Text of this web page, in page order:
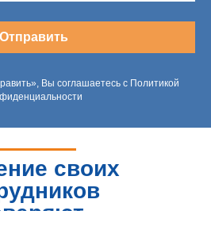
Отправить
Вы соглашаетесь с Политикой
своих